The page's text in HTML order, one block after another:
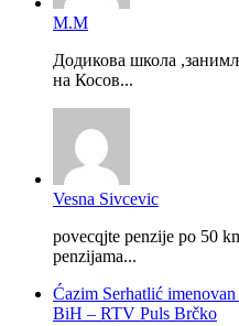
М.М
Додикова школа
на Косов...
Vesna Sivcevic
povecqjte penzije po 50
penzijama...
Ćazim Serhatlić
BiH – RTV Puls Brčko